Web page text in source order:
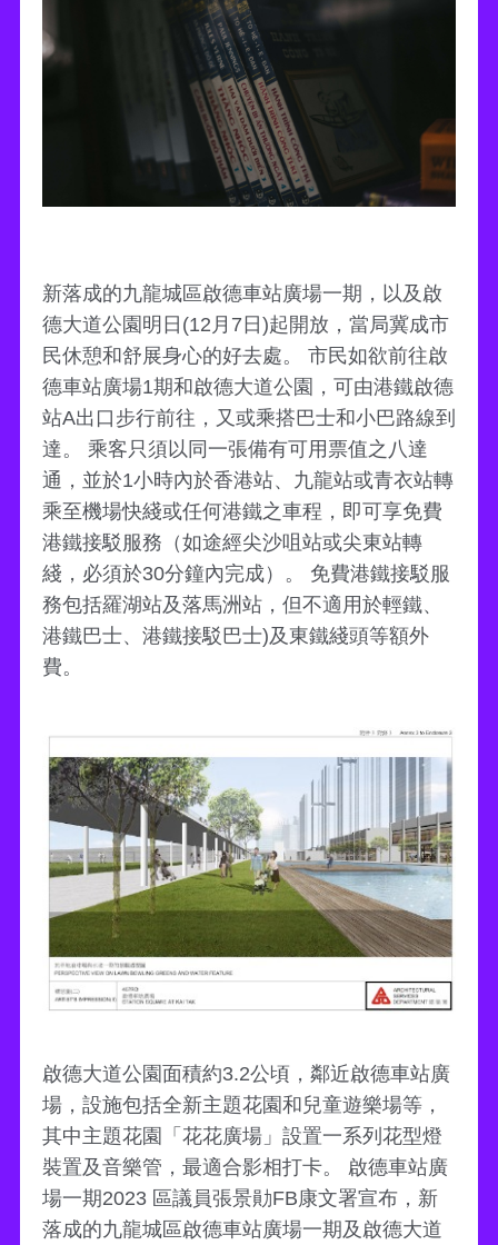
新落成的九龍城區啟德車站廣場一期，以及啟
德大道公園明日(12月7日)起開放，當局冀成市
民休憩和舒展身心的好去處。 市民如欲前往啟
德車站廣場1期和啟德大道公園，可由港鐵啟德
站A出口步行前往，又或乘搭巴士和小巴路線到
達。 乘客只須以同一張備有可用票值之八達
通，並於1小時內於香港站、九龍站或青衣站轉
乘至機場快綫或任何港鐵之車程，即可享免費
港鐵接駁服務（如途經尖沙咀站或尖東站轉
綫，必須於30分鐘內完成）。 免費港鐵接駁服
務包括羅湖站及落馬洲站，但不適用於輕鐵、
港鐵巴士、港鐵接駁巴士)及東鐵綫頭等額外
費。
啟德大道公園面積約3.2公頃，鄰近啟德車站廣
場，設施包括全新主題花園和兒童遊樂場等，
其中主題花園「花花廣場」設置一系列花型燈
裝置及音樂管，最適合影相打卡。 啟德車站廣
場一期2023 區議員張景勛FB康文署宣布，新
落成的九龍城區啟德車站廣場一期及啟德大道